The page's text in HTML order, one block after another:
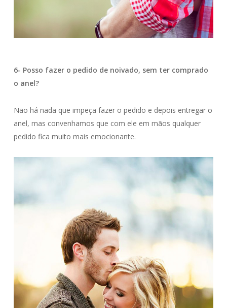
6- Posso fazer o pedido de noivado, sem ter comprado
o anel?
Não há nada que impeça fazer o pedido e depois entregar o
anel, mas convenhamos que com ele em mãos qualquer
pedido fica muito mais emocionante.